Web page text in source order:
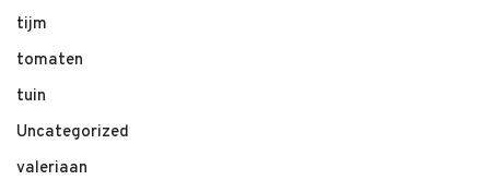
tijm
tomaten
tuin
Uncategorized
valeriaan